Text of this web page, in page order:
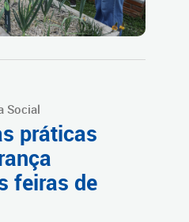
Social
práticas
feiras de